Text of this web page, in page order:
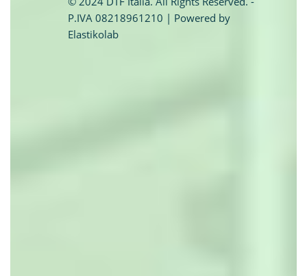
Trasformazione vasca doccia
P.IVA 08218961210 | Powered by
Elastikolab